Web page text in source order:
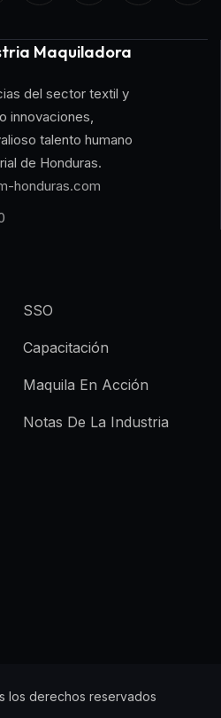
Maquiladora
del sector textil y
innovaciones,
talento humano
de Honduras.
honduras.com
SSO
Capacitación
Maquila En Acción
Notas De La Industria
los derechos reservados